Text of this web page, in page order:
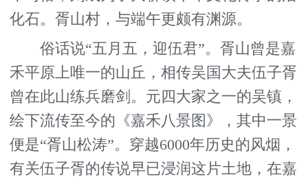
化石。胥山村，与端午更颇有渊源。
俗话说“五月五，迎伍君”。胥山曾是嘉
禾平原上唯一的山丘，相传吴国大夫伍子胥
曾在此山练兵磨剑。元四大家之一的吴镇，
绘下流传至今的《嘉禾八景图》，其中一景
便是“胥山松涛”。穿越6000年历史的风烟，
有关伍子胥的传说早已浸润这片土地，在嘉